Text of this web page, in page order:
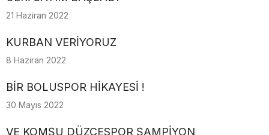
21 Haziran 2022
KURBAN VERİYORUZ
8 Haziran 2022
BİR BOLUSPOR HİKAYESİ !
30 Mayıs 2022
VE KOMŞU DÜZCESPOR ŞAMPİYON